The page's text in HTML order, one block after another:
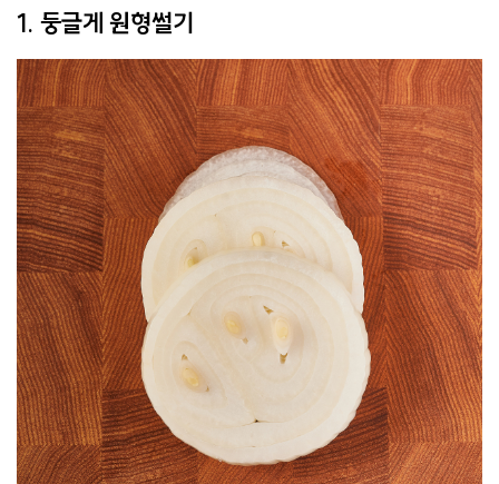
1. 둥글게 원형썰기